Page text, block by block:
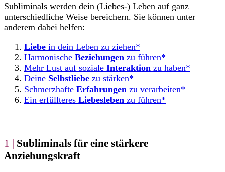
Subliminals werden dein (Liebes-) Leben auf ganz
unterschiedliche Weise bereichern. Sie können unter
anderem dabei helfen:
Liebe in dein Leben zu ziehen*
Harmonische Beziehungen zu führen*
Mehr Lust auf soziale Interaktion zu haben*
Deine Selbstliebe zu stärken*
Schmerzhafte Erfahrungen zu verarbeiten*
Ein erfüllteres Liebesleben zu führen*
1 | Subliminals für eine stärkere
Anziehungskraft